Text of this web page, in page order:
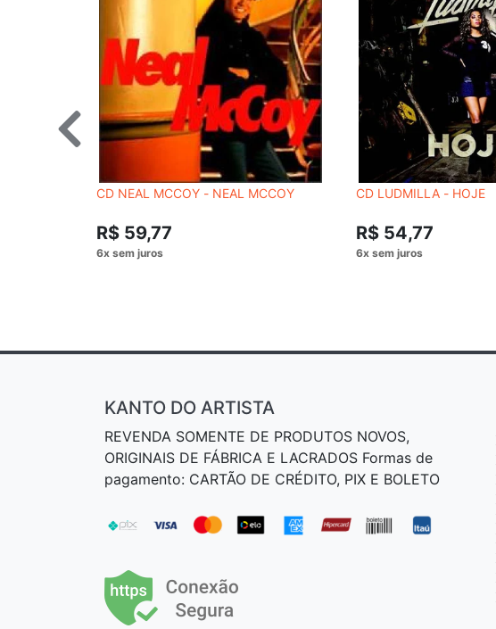
CD NEAL MCCOY - NEAL MCCOY
R$ 59,77
CD LUDMILLA - HOJE
R$ 54,77
KANTO DO ARTISTA
REVENDA SOMENTE DE PRODUTOS NOVOS,
ORIGINAIS DE FÁBRICA E LACRADOS Formas de
pagamento: CARTÃO DE CRÉDITO, PIX E BOLETO